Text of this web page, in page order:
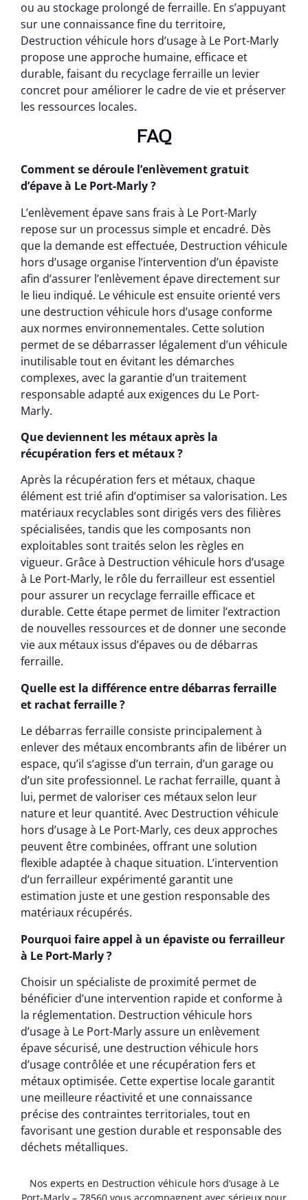
ou au stockage prolongé de ferraille. En s’appuyant
sur une connaissance fine du territoire,
Destruction véhicule hors d’usage à Le Port-Marly
propose une approche humaine, efficace et
durable, faisant du recyclage ferraille un levier
concret pour améliorer le cadre de vie et préserver
les ressources locales.
FAQ
Comment se déroule l’enlèvement gratuit
d’épave à Le Port-Marly ?
L’enlèvement épave sans frais à Le Port-Marly
repose sur un processus simple et encadré. Dès
que la demande est effectuée, Destruction véhicule
hors d’usage organise l’intervention d’un épaviste
afin d’assurer l’enlèvement épave directement sur
le lieu indiqué. Le véhicule est ensuite orienté vers
une destruction véhicule hors d’usage conforme
aux normes environnementales. Cette solution
permet de se débarrasser légalement d’un véhicule
inutilisable tout en évitant les démarches
complexes, avec la garantie d’un traitement
responsable adapté aux exigences du Le Port-
Marly.
Que deviennent les métaux après la
récupération fers et métaux ?
Après la récupération fers et métaux, chaque
élément est trié afin d’optimiser sa valorisation. Les
matériaux recyclables sont dirigés vers des filières
spécialisées, tandis que les composants non
exploitables sont traités selon les règles en
vigueur. Grâce à Destruction véhicule hors d’usage
à Le Port-Marly, le rôle du ferrailleur est essentiel
pour assurer un recyclage ferraille efficace et
durable. Cette étape permet de limiter l’extraction
de nouvelles ressources et de donner une seconde
vie aux métaux issus d’épaves ou de débarras
ferraille.
Quelle est la différence entre débarras ferraille
et rachat ferraille ?
Le débarras ferraille consiste principalement à
enlever des métaux encombrants afin de libérer un
espace, qu’il s’agisse d’un terrain, d’un garage ou
d’un site professionnel. Le rachat ferraille, quant à
lui, permet de valoriser ces métaux selon leur
nature et leur quantité. Avec Destruction véhicule
hors d’usage à Le Port-Marly, ces deux approches
peuvent être combinées, offrant une solution
flexible adaptée à chaque situation. L’intervention
d’un ferrailleur expérimenté garantit une
estimation juste et une gestion responsable des
matériaux récupérés.
Pourquoi faire appel à un épaviste ou ferrailleur
à Le Port-Marly ?
Choisir un spécialiste de proximité permet de
bénéficier d’une intervention rapide et conforme à
la réglementation. Destruction véhicule hors
d’usage à Le Port-Marly assure un enlèvement
épave sécurisé, une destruction véhicule hors
d’usage contrôlée et une récupération fers et
métaux optimisée. Cette expertise locale garantit
une meilleure réactivité et une connaissance
précise des contraintes territoriales, tout en
favorisant une gestion durable et responsable des
déchets métalliques.
Nos experts en Destruction véhicule hors d’usage à Le